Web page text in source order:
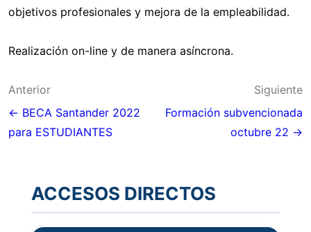
objetivos profesionales y mejora de la empleabilidad.
Realización on-line y de manera asíncrona.
Navegación
de
entradas
Anterior
← BECA Santander 2022
para ESTUDIANTES
Siguiente
Formación subvencionada
octubre 22 →
ACCESOS DIRECTOS